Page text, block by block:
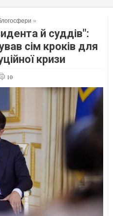
»
й суддів":
сім кроків для
кризи
10